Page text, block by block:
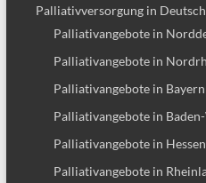
Palliativversorgung in
Palliativangebote in
Palliativangebote in
Palliativangebote in Bayern
Palliativangebote in
Palliativangebote in Hessen
Palliativangebote in